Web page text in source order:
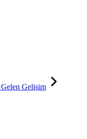
Gelişim